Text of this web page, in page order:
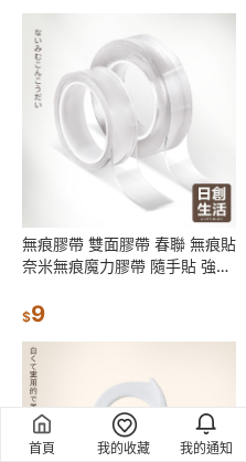
首頁 我的收藏 我的通知
無痕膠帶 雙面膠帶 春聯 無痕貼
奈米無痕魔力膠帶 隨手貼 強力
生活
$9